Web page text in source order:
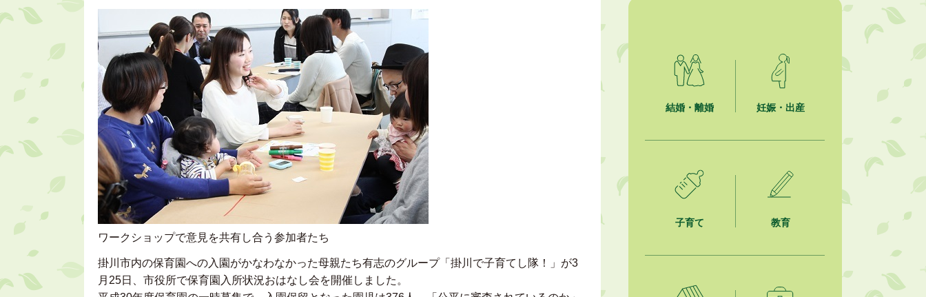
ワークショップで意見を共有し合う参加者たち
掛川市内の保育園への入園がかなわなかった母親たち有志のグループ「掛川で子育てし隊！」が3
月25日、市役所で保育園入所状況おはなし会を開催しました。
2026年8月4日
【日本DX大賞2026】ポスターセッ
ション最優秀賞を受賞しました！
2026年8月4日
2026年8月4日
夏季休暇期間 開業医等診療予定
2026年8月3日
「水道カルテ」の公表について
税制）のお願い
結婚・離婚 妊娠・出産
子育て 教育